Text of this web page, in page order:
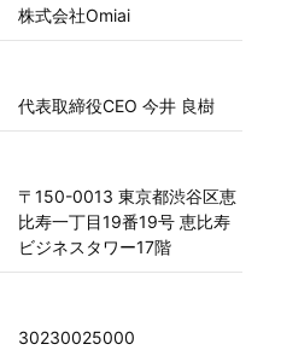
株式会社Omiai
代表取締役CEO 今井 良樹
〒150-0013 東京都渋谷区恵
比寿一丁目19番19号 恵比寿
ビジネスタワー17階
30230025000